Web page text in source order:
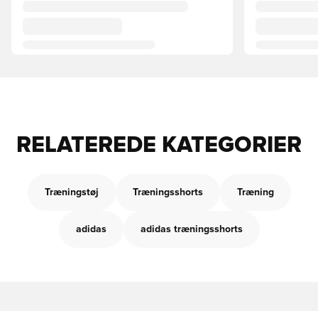
RELATEREDE KATEGORIER
Træningstøj Træningsshorts Træning
adidas adidas træningsshorts